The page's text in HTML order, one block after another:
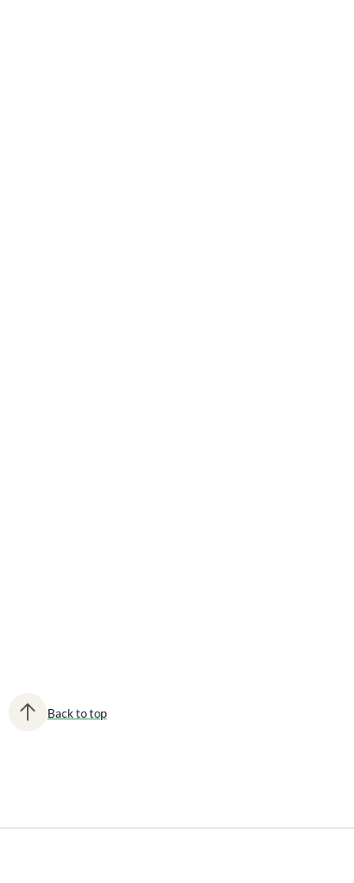
Back to top